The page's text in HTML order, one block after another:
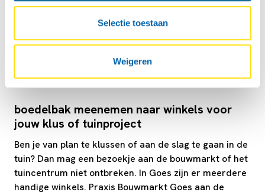
Selectie toestaan
Weigeren
verhuurlocaties: Tankstation De Baar en Shell Station
De Goese Polder. Beide locaties liggen gunstig en zijn
omliggende wijken. Zo kun je snel starten met jouw
klus of verhuizing met de juiste aanhanger.
boedelbak meenemen naar winkels voor
jouw klus of tuinproject
Ben je van plan te klussen of aan de slag te gaan in de
tuin? Dan mag een bezoekje aan de bouwmarkt of het
tuincentrum niet ontbreken. In Goes zijn er meerdere
handige winkels. Praxis Bouwmarkt Goes aan de